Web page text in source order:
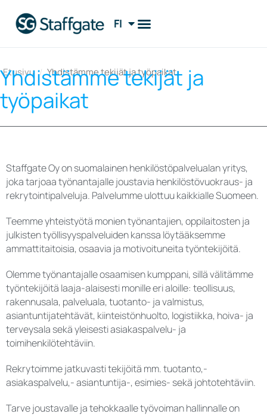
FI
EN
Etusivu / Yhdistämme tekijät ja työpaikat
Yhdistämme tekijät ja
työpaikat
Staffgate Oy on suomalainen henkilöstöpalvelualan yritys,
joka tarjoaa työnantajalle joustavia henkilöstövuokraus- ja
rekrytointipalveluja. Palvelumme ulottuu kaikkialle Suomeen.
Teemme yhteistyötä monien työnantajien, oppilaitosten ja
julkisten työllisyyspalveluiden kanssa löytääksemme
ammattitaitoisia, osaavia ja motivoituneita työntekijöitä.
Olemme työnantajalle osaamisen kumppani, sillä välitämme
työntekijöitä laaja-alaisesti monille eri aloille: teollisuus,
rakennusala, palveluala, tuotanto- ja valmistus,
asiantuntijatehtävät, kiinteistönhuolto, logistiikka, hoiva- ja
terveysala sekä yleisesti asiakaspalvelu- ja
toimihenkilötehtäviin.
Rekrytoimme jatkuvasti tekijöitä mm. tuotanto,-
asiakaspalvelu,- asiantuntija-, esimies- sekä johtotehtäviin.
Tarve joustavalle ja tehokkaalle työvoiman hallinnalle on